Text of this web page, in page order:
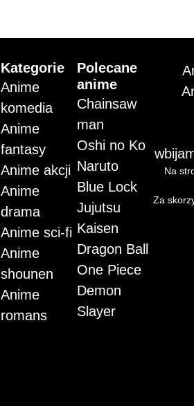
Kategorie
Anime
komedia
Anime
fantasy
Anime akcji
Anime
drama
Anime sci-fi
Anime
shounen
Anime
romans
Polecane
anime
Chainsaw
man
Oshi no Ko
Naruto
Blue Lock
Jujutsu
Kaisen
Dragon Ball
One Piece
Demon
Slayer
Na
Za